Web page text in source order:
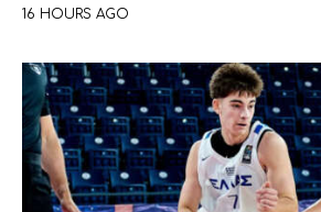
16 HOURS AGO